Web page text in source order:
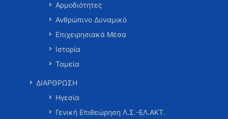
Αρμοδιότητες
Ανθρώπινο Δυναμικό
Επιχειρησιακά Μέσα
Ιστορία
Ταμεία
ΔΙΑΡΘΡΩΣΗ
Ηγεσία
Γενική Επιθεώρηση Λ.Σ.-ΕΛ.ΑΚΤ.